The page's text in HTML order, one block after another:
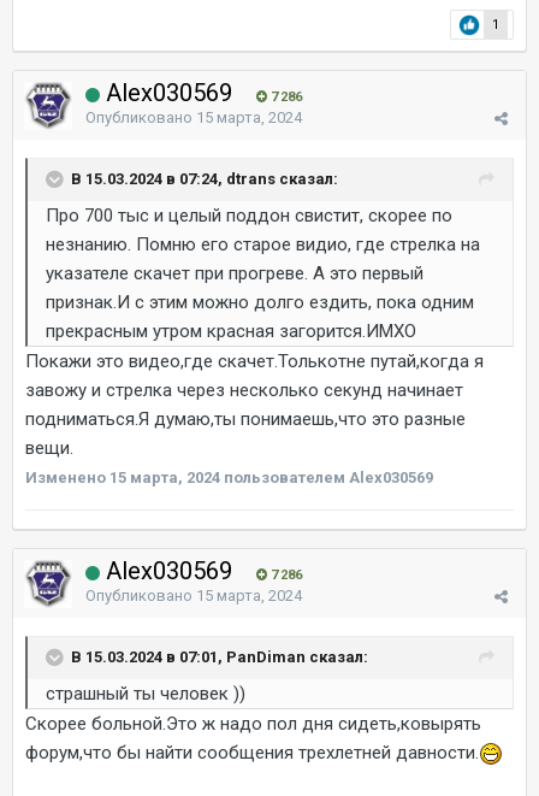
1
Alex030569 7 286
Опубликовано 15 марта, 2024
В 15.03.2024 в 07:24, dtrans сказал:
Про 700 тыс и целый поддон свистит, скорее по
незнанию. Помню его старое видио, где стрелка на
указателе скачет при прогреве. А это первый
признак.И с этим можно долго ездить, пока одним
прекрасным утром красная загорится.ИМХО
Покажи это видео,где скачет.Толькотне путай,когда я
завожу и стрелка через несколько секунд начинает
подниматься.Я думаю,ты понимаешь,что это разные
вещи.
Изменено 15 марта, 2024 пользователем Alex030569
Alex030569 7 286
Опубликовано 15 марта, 2024
В 15.03.2024 в 07:01, PanDiman сказал:
страшный ты человек ))
Скорее больной.Это ж надо пол дня сидеть,ковырять
форум,что бы найти сообщения трехлетней давности.